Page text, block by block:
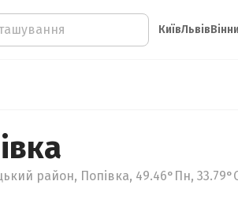
КиївЛьвів
район, Попівка, 49.46°Пн,